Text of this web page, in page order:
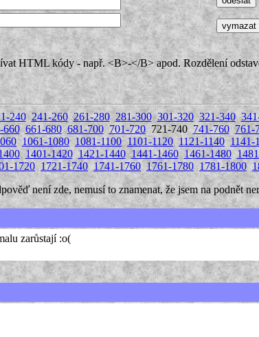
HTML kódy - např. <B>-</B> apod. Rozdělení
240 241-260 261-280 281-300 301-320 321-340
660 661-680 681-700 701-720721-740 741-760 761-
1061-1080 1081-1100 1101-1120 1121-1140 1141-
1401-1420 1421-1440 1441-1460 1461-1480
1720 1721-1740 1741-1760 1761-1780 1781-1800
není zde, nemusí to znamenat, že jsem na podnět
zarůstají :o(